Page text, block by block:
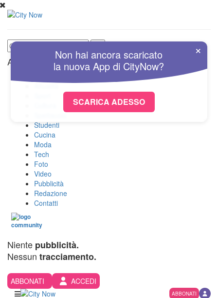
Altre Sezioni
Attualità
Spettacolo
Studenti
Cucina
Moda
Tech
Foto
Video
Pubblicità
Redazione
Contatti
Niente pubblicità.
Nessun tracciamento.
ABBONATI ACCEDI
ABBONATI
×
Non hai ancora scaricato
la nuovaApp di CityNow?
SCARICA ADESSO